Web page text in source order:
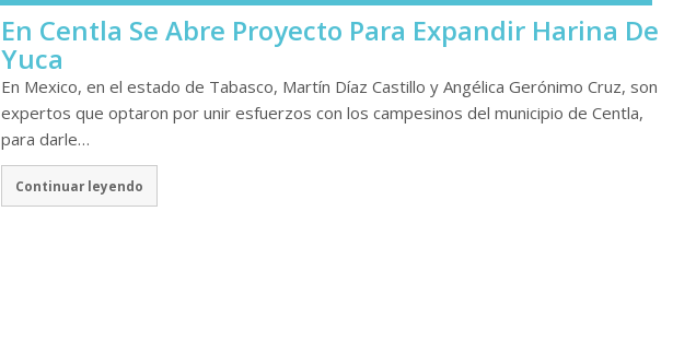
En Centla Se Abre Proyecto Para Expandir Harina De
Yuca
En Mexico, en el estado de Tabasco, Martín Díaz Castillo y Angélica Gerónimo Cruz, son
expertos que optaron por unir esfuerzos con los campesinos del municipio de Centla,
para darle…
Continuar leyendo